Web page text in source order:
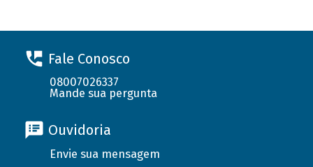
Fale Conosco
08007026337
Mande sua pergunta
Ouvidoria
Envie sua mensagem